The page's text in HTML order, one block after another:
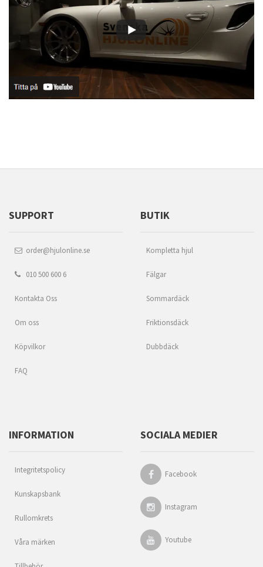
SUPPORT
order@hjulonline.se
010 500 600 6
Kontakta Oss
Om oss
Köpvilkor
FAQ
BUTIK
Kompletta hjul
Fälgar
Sommardäck
Friktionsdäck
Dubbdäck
INFORMATION
Integritetspolicy
Kunskapsbank
Rullomkrets
Våra märken
SOCIALA MEDIER
Facebook
Instagram
Youtube